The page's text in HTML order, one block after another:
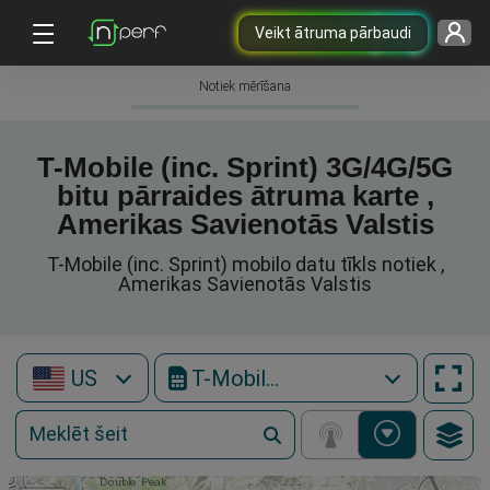
Veikt ātruma pārbaudi
Notiek mērīšana
T-Mobile (inc. Sprint) 3G/4G/5G
bitu pārraides ātruma karte ,
Amerikas Savienotās Valstis
T-Mobile (inc. Sprint) mobilo datu tīkls notiek ,
Amerikas Savienotās Valstis
US T-Mobile (inc. Sprint)